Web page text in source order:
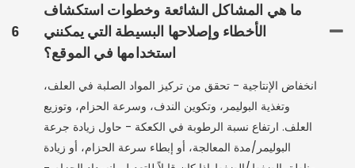
6
ما هي المشاكل الشائعة وخطوات استكشاف
الأخطاء وإصلاحها البسيطة التي يمكنني
استخدامها في الموقع؟
انخفاض الإنتاجية - تحقق من تركيز المواد الصلبة في العلف،
وتغذية البوليمر، وتكوين الندف، وسرعة الحزام، وتوزيع
العلف. ارتفاع نسبة الرطوبة في الكعكة - حاول زيادة جرعة
البوليمر/مدة المعالجة، أو إبطاء سرعة الحزام، أو زيادة